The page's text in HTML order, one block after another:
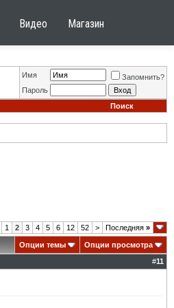
Видео Магазин
Имя
Запомнить?
Пароль
Поиск
1 2 3 4 5 6 12 52 > Последняя »
Опции темы
Опции просмотра
#11